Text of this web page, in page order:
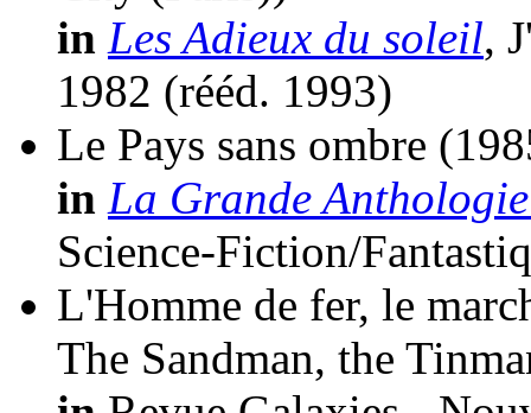
in Les Adieux du soleil,
1982 (rééd. 1993)
Le Pays sans ombre
in La Grande
Science-Fiction/
L'Homme de fer, le
The Sandman, the